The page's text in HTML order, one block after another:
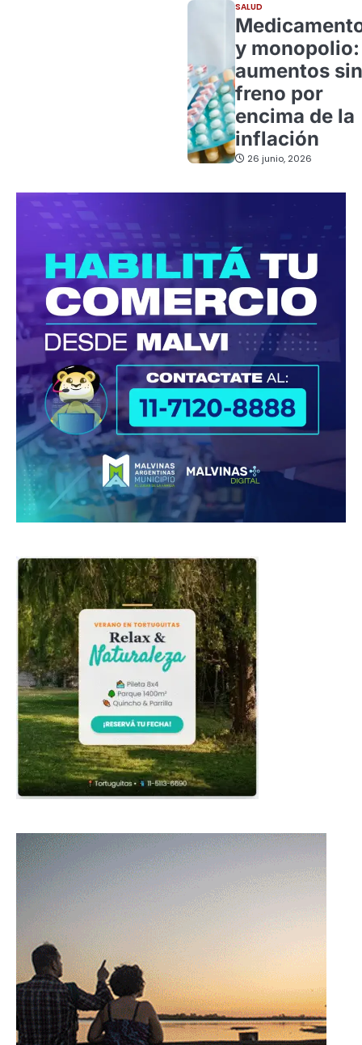
SALUD
y monopolio:
aumentos sin
freno por
encima de la
inflación
26 junio, 2026